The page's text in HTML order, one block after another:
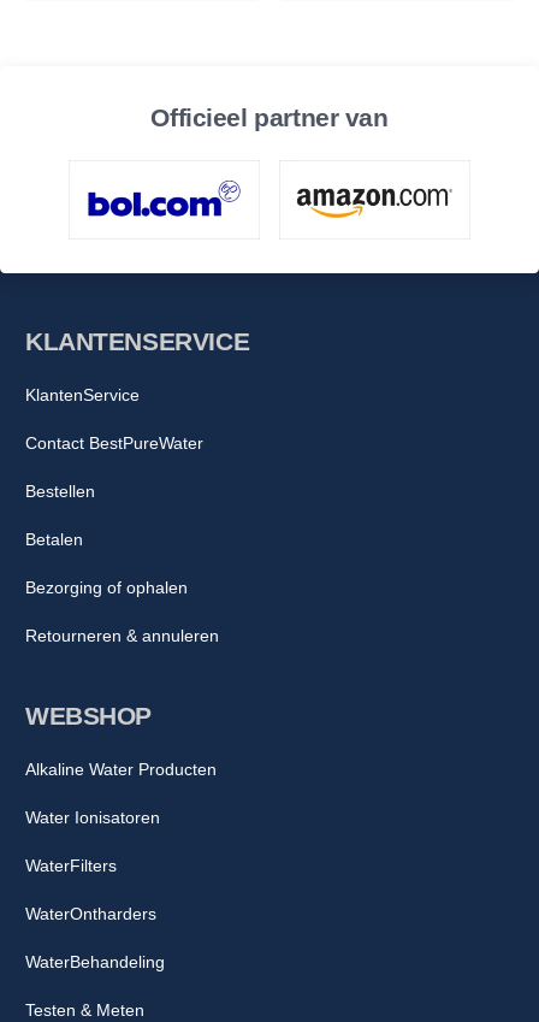
Officieel partner van
WEBSHOP
Alkaline Water Producten
Water Ionisatoren
WaterFilters
WaterOntharders
WaterBehandeling
Testen & Meten
KLANTENSERVICE
KlantenService
Contact BestPureWater
Bestellen
Betalen
Bezorging of ophalen
Retourneren & annuleren